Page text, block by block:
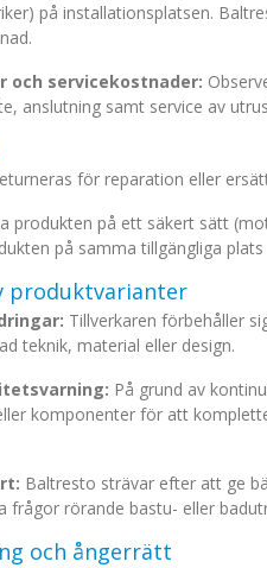
på installationsplatsen.
och servicekostnader:
anslutning samt service av
för reparation eller
produkten på ett säkert sätt
på samma tillgängliga
produktvarianter
Tillverkaren förbehåller
teknik, material eller design.
På grund av
komponenter för att
Baltresto strävar efter att ge
frågor rörande bastu- eller
och ångerrätt